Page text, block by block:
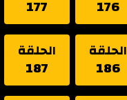
176
177
الحلقة
186
الحلقة
187